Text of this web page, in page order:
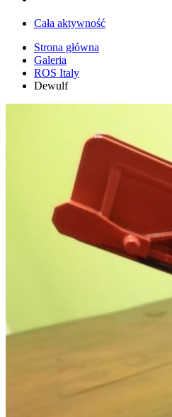
Cała aktywność
Strona główna
Galeria
ROS Italy
Dewulf